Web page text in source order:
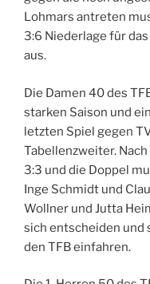
Lohmars antreten
3:6 Niederlage für
aus.
Die Damen 40 des
starken Saison und
letzten Spiel gegen
Tabellenzweiter.
3:3 und die Doppel
Inge Schmidt und
Wollner und Jutta
sich entscheiden und
den TFB einfahren.